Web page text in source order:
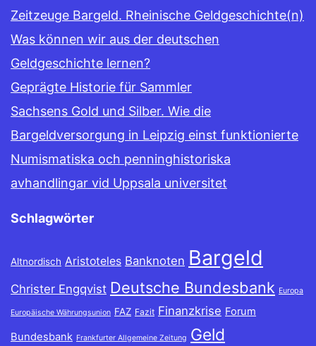
Zeitzeuge Bargeld. Rheinische Geldgeschichte(n)
Was können wir aus der deutschen
Geldgeschichte lernen?
Geprägte Historie für Sammler
Sachsens Gold und Silber. Wie die
Bargeldversorgung in Leipzig einst funktionierte
Numismatiska och penninghistoriska
avhandlingar vid Uppsala universitet
Schlagwörter
Altnordisch Aristoteles Banknoten Bargeld
Christer Engqvist Deutsche Bundesbank Europa
Europäische Währungsunion FAZ Fazit Finanzkrise Forum
Bundesbank Frankfurter Allgemeine Zeitung Geld